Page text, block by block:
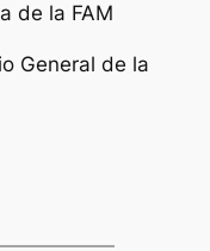
de la FAM
General de la